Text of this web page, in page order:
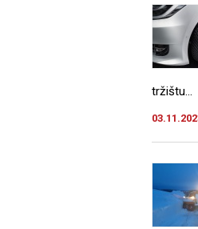
tržištu...